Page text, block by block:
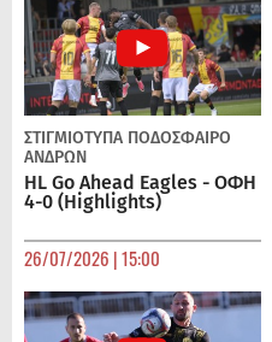
ΣΤΙΓΜΙΟΤΥΠΑ ΠΟΔΌΣΦΑΙΡΟ
ΑΝΔΡΏΝ
HL Go Ahead Eagles - ΟΦΗ
4-0 (Highlights)
26/07/2026 | 15:00